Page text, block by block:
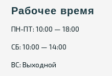
Рабочее время
ПН-ПТ: 10:00 — 18:00
СБ: 10:00 — 14:00
ВС: Выходной